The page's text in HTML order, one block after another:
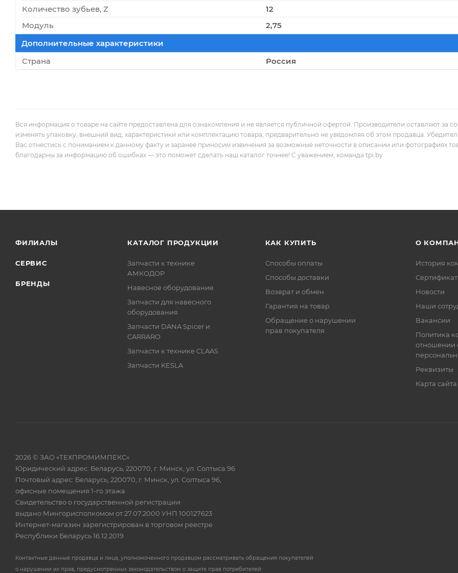
Количество зубьев, Z
12
Модуль
2,75
Дополнительные характеристики
Страна
Россия
Вся информация о товаре на сайте предоставлена для ознакомления и не является публичной офертой. Производители оставляют за
изменять упаковку, внешний вид, характеристики или комплектацию товара, предварительно не уведомляя об этом продавца.
Вас отнестись с пониманием к данному факту и заранее приносим извинения за возможные неточности в описании или фотографиях
благодарны за информацию об ошибках — это поможет сделать наш каталог точнее! С уважением, команда tpi.by.
ФИЛИАЛЫ
СЕРВИС
БРЕНДЫ
КАТАЛОГ ПРОДУКЦИИ
Запчасти к технике
АМКОДОР
Навесное оборудование
Запчасти для навесного
оборудования
Запчасти DANA Spicer и
CARRARO
Запчасти к технике CLAAS
Запчасти KESLA
КАК КУПИТЬ
Способы оплаты
Способы доставки
Возврат и обмен
Гарантия на товар
Обращение о нарушении
прав покупателя
О
История
Новости
Наши
Вакансии
Политика
отношении
Реквизиты
Карта сайта
2026 © ЗАО «ТЕХПРОМИМПЕКС»
Юридический адрес: Беларусь, 220070, г. Минск, ул. Солтыса 96
Почтовый адрес: Беларусь, 220070, г. Минск, ул. Солтыса 96,
офисные помещения 1-го этажа
Свидетельство о государственной регистрации
выдано Мингорисполкомом от 27.07.2000 УНП 100127623
Интернет-магазин зарегистрирован в торговом реестре
Республики Беларусь 16.12.2019
Контактные данные продавца и лица, уполномоченного продавцом рассматривать обращения покупателей
о нарушении их прав, предусмотренных законодательством о защите прав потребителей: